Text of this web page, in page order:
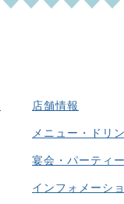
店舗情報
メニュー・ドリ
宴会・パーティ
インフォメーシ